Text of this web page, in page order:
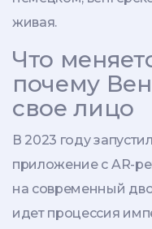
живая.
Что
почему
свое лицо
В 2023 году
приложение с AR-
на современный
идет процессия